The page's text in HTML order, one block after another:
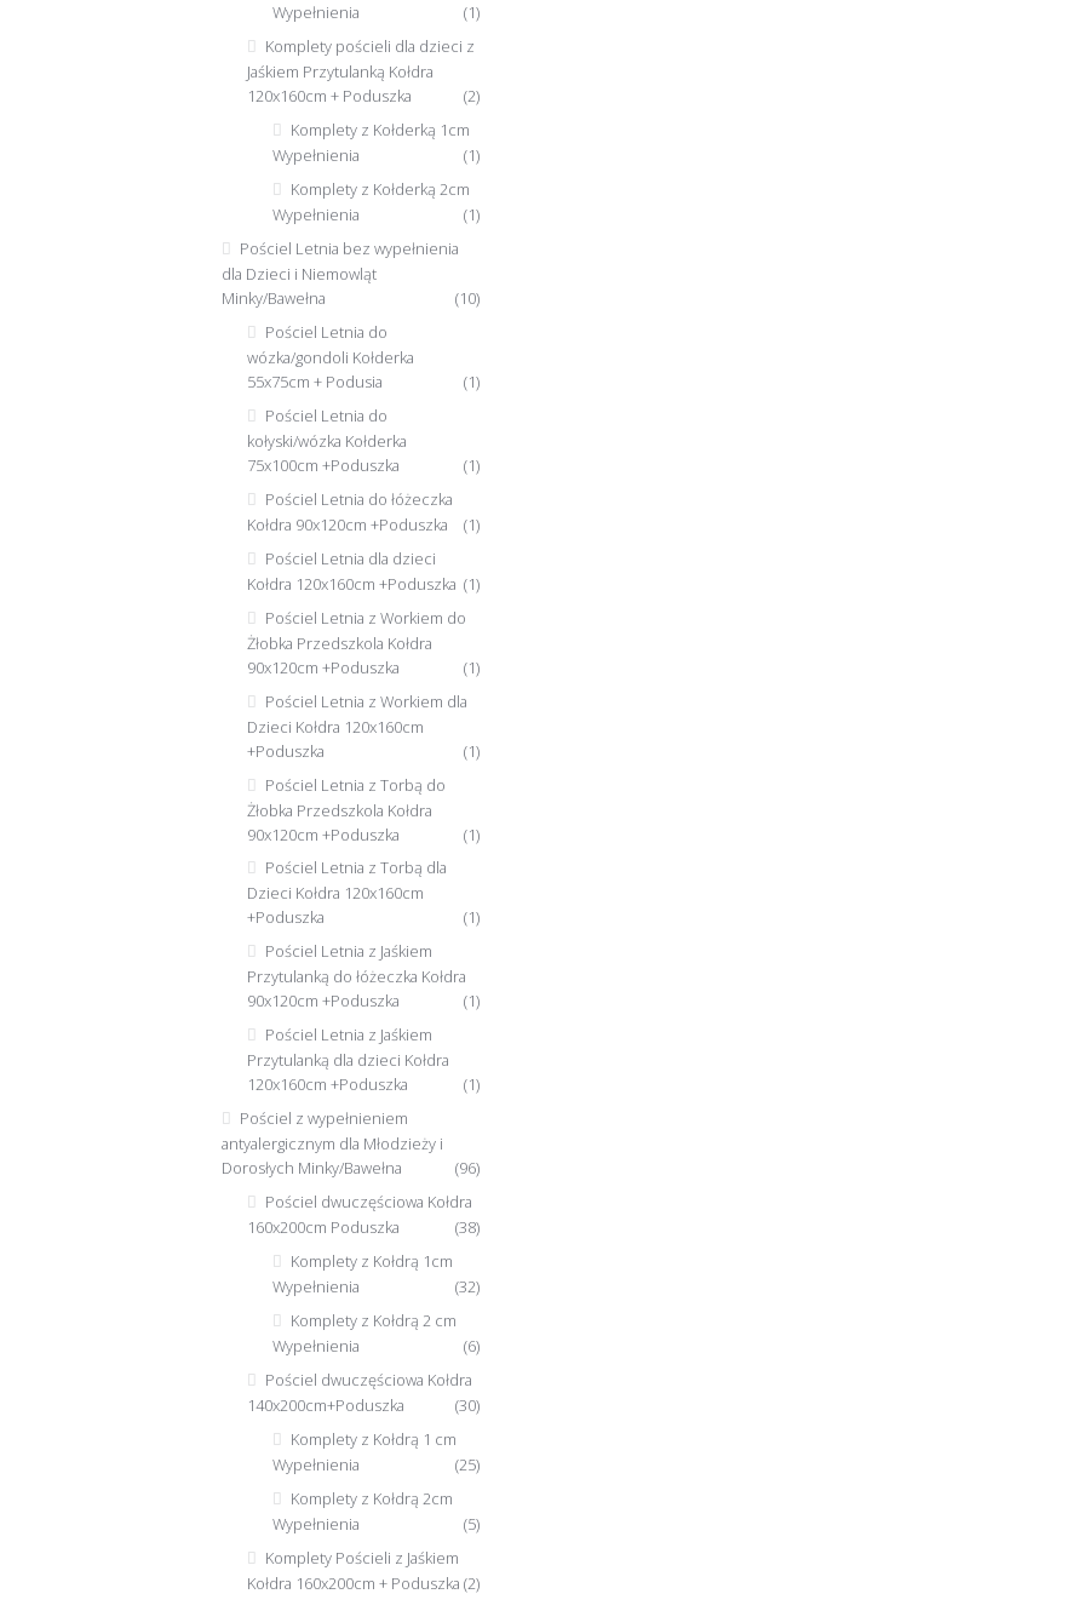
Wypełnienia
(1)
Komplety pościeli dla dzieci z
Jaśkiem Przytulanką Kołdra
120x160cm + Poduszka
(2)
Komplety z Kołderką 1cm
Wypełnienia
(1)
Komplety z Kołderką 2cm
Wypełnienia
(1)
Pościel Letnia bez wypełnienia
dla Dzieci i Niemowląt
Minky/Bawełna
(10)
Pościel Letnia do
wózka/gondoli Kołderka
55x75cm + Podusia
(1)
Pościel Letnia do
kołyski/wózka Kołderka
75x100cm +Poduszka
(1)
Pościel Letnia do łóżeczka
Kołdra 90x120cm +Poduszka
(1)
Pościel Letnia dla dzieci
Kołdra 120x160cm +Poduszka (1)
Pościel Letnia z Workiem do
Żłobka Przedszkola Kołdra
90x120cm +Poduszka
(1)
Pościel Letnia z Workiem dla
Dzieci Kołdra 120x160cm
+Poduszka
(1)
Pościel Letnia z Torbą do
Żłobka Przedszkola Kołdra
90x120cm +Poduszka
(1)
Pościel Letnia z Torbą dla
Dzieci Kołdra 120x160cm
+Poduszka
(1)
Pościel Letnia z Jaśkiem
Przytulanką do łóżeczka Kołdra
90x120cm +Poduszka
(1)
Pościel Letnia z Jaśkiem
Przytulanką dla dzieci Kołdra
120x160cm +Poduszka
(1)
Pościel z wypełnieniem
antyalergicznym dla Młodzieży i
Dorosłych Minky/Bawełna
(96)
Pościel dwuczęściowa Kołdra
160x200cm Poduszka
(38)
Komplety z Kołdrą 1cm
Wypełnienia
(32)
Komplety z Kołdrą 2 cm
Wypełnienia
(6)
Pościel dwuczęściowa Kołdra
140x200cm+Poduszka
(30)
Komplety z Kołdrą 1 cm
Wypełnienia
(25)
Komplety z Kołdrą 2cm
Wypełnienia
(5)
Komplety Pościeli z Jaśkiem
Kołdra 160x200cm + Poduszka (2)